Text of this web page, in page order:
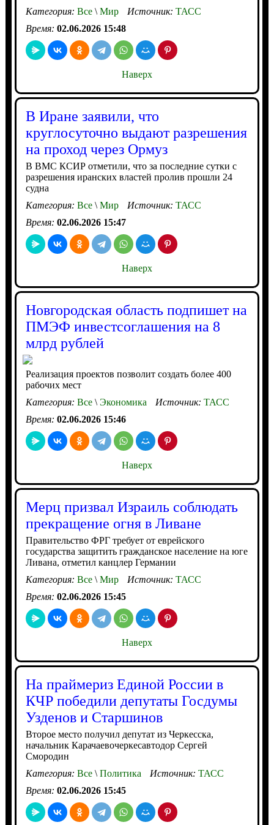
Категория: Все\Мир Источник: ТАСС
Время: 02.06.2026 15:48
Наверх
В Иране заявили, что
круглосуточно выдают разрешения
на проход через Ормуз
В ВМС КСИР отметили, что за последние сутки с
разрешения иранских властей пролив прошли 24
судна
Категория: Все\Мир Источник: ТАСС
Время: 02.06.2026 15:47
Наверх
Новгородская область подпишет на
ПМЭФ инвестсоглашения на 8
млрд рублей
Реализация проектов позволит создать более 400
рабочих мест
Категория: Все\Экономика Источник: ТАСС
Время: 02.06.2026 15:46
Наверх
Мерц призвал Израиль соблюдать
прекращение огня в Ливане
Правительство ФРГ требует от еврейского
государства защитить гражданское население на юге
Ливана, отметил канцлер Германии
Категория: Все\Мир Источник: ТАСС
Время: 02.06.2026 15:45
Наверх
На праймериз Единой России в
КЧР победили депутаты Госдумы
Узденов и Старшинов
Второе место получил депутат из Черкесска,
начальник Карачаевочеркесавтодор Сергей
Смородин
Категория: Все\Политика Источник: ТАСС
Время: 02.06.2026 15:45